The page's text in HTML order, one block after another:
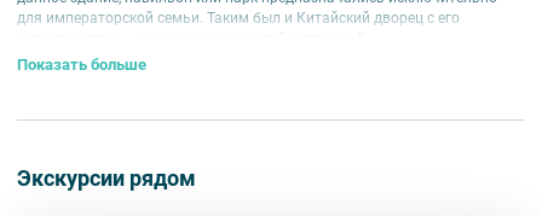
для императорской семьи. Таким был и Китайский дворец с его
Построенный в период с 1762 по 1768 год по проекту итальянского
помещения-антикамеры с восточной и западной стороны.
Показать больше
Экскурсии рядом